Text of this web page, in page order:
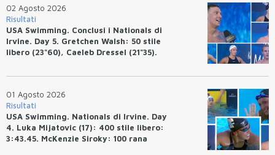
02 Agosto 2026
Risultati
USA Swimming. Conclusi i Nationals di
Irvine. Day 5. Gretchen Walsh: 50 stile
libero (23"60), Caeleb Dressel (21"35).
01 Agosto 2026
Risultati
USA Swimming. Nationals di Irvine. Day
4. Luka Mijatovic (17): 400 stile libero:
3:43.45. McKenzie Siroky: 100 rana